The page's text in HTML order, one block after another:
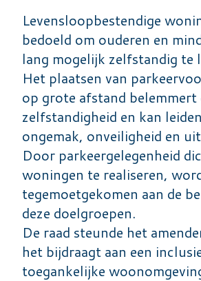
Levensloopbestendige
bedoeld om ouderen en
lang mogelijk zelfstandig te
Het plaatsen van
op grote afstand belemmert
zelfstandigheid en kan
ongemak, onveiligheid en
Door parkeergelegenheid
woningen te realiseren,
tegemoetgekomen aan de
deze doelgroepen.
De raad steunde het
het bijdraagt aan een
toegankelijke